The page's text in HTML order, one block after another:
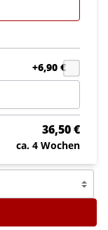
+6,90 €
36,50 €
ca. 4 Wochen